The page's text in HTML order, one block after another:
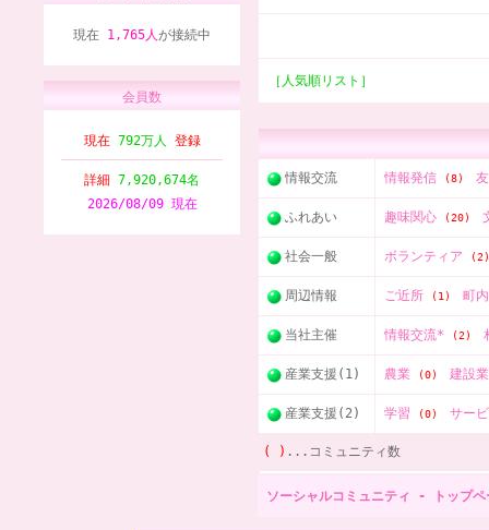
現在 1,765人が接続中
会員数
現在 792万人 登録
詳細 7,920,674名
2026/08/09 現在
［人気順リスト］
情報交流 情報発信 (8)
ふれあい 趣味関心 (20)
社会一般 ボランティア (2)
周辺情報 ご近所 (1) 町
当社主催 情報交流* (2)
産業支援(1) 農業 (0) 建設
産業支援(2) 学習 (0) サー
( ) ...コミュニティ数
ソーシャルコミュニティ - トップペ